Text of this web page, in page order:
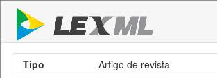
Tipo
Artigo de revista